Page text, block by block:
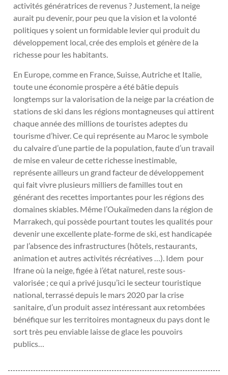
activités génératrices de revenus ? Justement, la neige
aurait pu devenir, pour peu que la vision et la volonté
politiques y soient un formidable levier qui produit du
développement local, crée des emplois et génère de la
richesse pour les habitants.
En Europe, comme en France, Suisse, Autriche et Italie,
toute une économie prospère a été bâtie depuis
longtemps sur la valorisation de la neige par la création de
stations de ski dans les régions montagneuses qui attirent
chaque année des millions de touristes adeptes du
tourisme d’hiver. Ce qui représente au Maroc le symbole
du calvaire d’une partie de la population, faute d’un travail
de mise en valeur de cette richesse inestimable,
représente ailleurs un grand facteur de développement
qui fait vivre plusieurs milliers de familles tout en
générant des recettes importantes pour les régions des
domaines skiables. Même l’Oukaïmeden dans la région de
Marrakech, qui possède pourtant toutes les qualités pour
devenir une excellente plate-forme de ski, est handicapée
par l’absence des infrastructures (hôtels, restaurants,
animation et autres activités récréatives …). Idem pour
Ifrane où la neige, figée à l’état naturel, reste sous-
valorisée ; ce qui a privé jusqu’ici le secteur touristique
national, terrassé depuis le mars 2020 par la crise
sanitaire, d’un produit assez intéressant aux retombées
bénéfique sur les territoires montagneux du pays dont le
sort très peu enviable laisse de glace les pouvoirs
publics…